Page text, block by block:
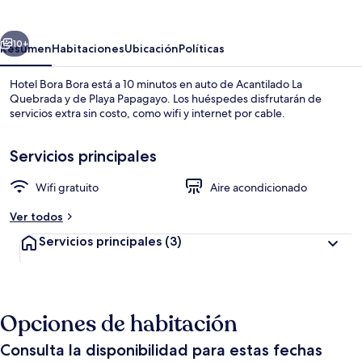
Siguiente
10+
ResumenHabitacionesUbicaciónPolíticas
Hotel Bora Bora está a 10 minutos en auto de Acantilado La
Quebrada y de Playa Papagayo. Los huéspedes disfrutarán de
servicios extra sin costo, como wifi y internet por cable.
Servicios principales
Wifi gratuito
Aire acondicionado
Ver todos
Servicios principales (3)
Opciones de habitación
Consulta la disponibilidad para estas fechas